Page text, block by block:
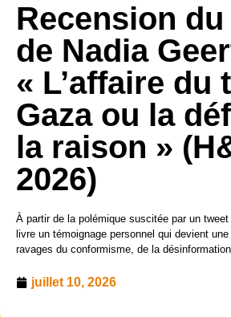
Recension
de Nadia
« L’affaire du
Gaza ou la
la raison »
2026)
À partir de la polémique suscitée par un
livre un témoignage personnel qui devient
ravages du conformisme, de la
juillet 10, 2026